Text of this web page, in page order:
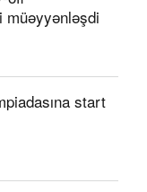
müəyyənləşdi
start